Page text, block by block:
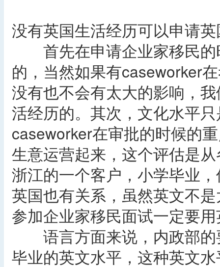
没有英国生活经历可以申请
首先在申请企业家移民的
的，当然如果有caseworker
没有也不会有太大的影响，
活经历的。其次，文化水平
caseworker在审批的时候的
生意运营起来，这个评估是
浙江的一个客户，小学毕业
英国也有关系，虽然英文不
参加企业家移民面试一定要
语言方面来说，内政部的
毕业的英文水平，这种英文